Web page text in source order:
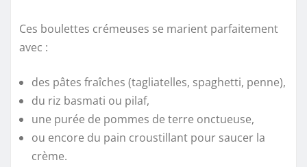
Ces boulettes crémeuses se marient parfaitement
avec :
des pâtes fraîches (tagliatelles, spaghetti, penne),
du riz basmati ou pilaf,
une purée de pommes de terre onctueuse,
ou encore du pain croustillant pour saucer la
crème.